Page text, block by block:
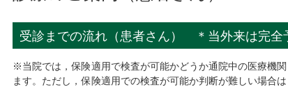
受診までの流れ（患者さん） ＊当外来は完全
※当院では，保険適用で検査が可能かどうか通院中の医療機
ます。ただし，保険適用での検査が可能か判断が難しい場合